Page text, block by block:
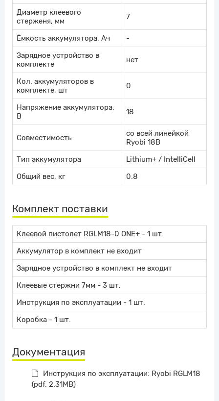
Диаметр клеевого
стерженя, мм
7
Ёмкость аккумулятора, Ач
-
Зарядное устройство в
комплекте
нет
Кол. аккумуляторов в
комплекте, шт
0
Напряжение аккумулятора,
В
18
Совместимость
со всей линейкой
Ryobi 18В
Тип аккумулятора
Lithium+ / IntelliCell
Общий вес, кг
0.8
Комплект поставки
Клеевой пистолет RGLM18-0 ONE+ - 1 шт.
Аккумулятор в комплект не входит
Зарядное устройство в комплект не входит
Клеевые стержни 7мм - 3 шт.
Инструкция по эксплуатации - 1 шт.
Коробка - 1 шт.
Документация
Инструкция по эксплуатации: Ryobi RGLM18
(pdf, 2.31MB)